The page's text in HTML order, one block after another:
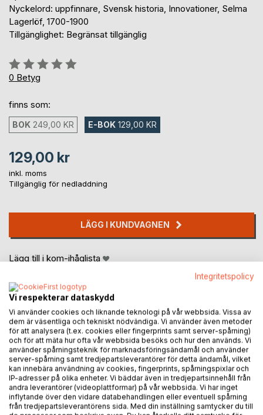
Nyckelord: uppfinnare, Svensk historia, Innovationer, Selma
Lagerlöf, 1700-1900
Tillgänglighet: Begränsat tillgänglig
Betyg::
0%
0 Betyg
finns som:
BOK 249,00 KR E-BOK 129,00 KR
129,00 kr
inkl. moms
Tillgänglig för nedladdning
LÄGG I KUNDVAGNEN
Lägg till i kom-ihåglista
BESKRIVNING
En dag på Mårbacka upptäcker Selma Lagerlöf ett hemligt
rum bakom sitt skrivbord. Där börjar en tidsresa som för
Integritetspolicy
Vi respekterar dataskydd
Vi använder cookies och liknande teknologi på vår webbsida. Vissa av
dem är väsentliga och tekniskt nödvändiga. Vi använder även metoder
för att analysera (t.ex. cookies eller fingerprints samt server-spårning)
och för att mäta hur ofta vår webbsida besöks och hur den används. Vi
använder spårningsteknik för marknadsföringsändamål och använder
server-spårning samt tredjepartsleverantörer för detta ändamål, vilket
kan innebära användning av cookies, fingerprints, spårningspixlar och
IP-adresser på olika enheter. Vi bäddar även in tredjepartsinnehåll från
andra leverantörer (videoplattformar) på vår webbsida. Vi har inget
inflytande över den vidare databehandlingen eller eventuell spårning
från tredjepartsleverantörens sida. Med din inställning samtycker du till